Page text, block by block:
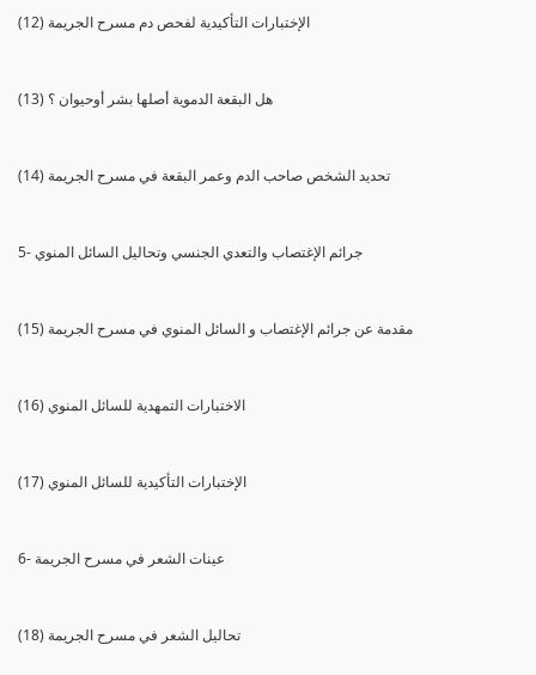
(12) الإختبارات التأكيدية لفحص دم مسرح الجريمة
(13) هل البقعة الدموية أصلها بشر أوحيوان ؟
(14) تحديد الشخص صاحب الدم وعمر البقعة في مسرح الجريمة
5- جرائم الإغتصاب والتعدي الجنسي وتحاليل السائل المنوي
(15) مقدمة عن جرائم الإغتصاب و السائل المنوي في مسرح الجريمة
(16) الاختبارات التمهدية للسائل المنوي
(17) الإختبارات التأكيدية للسائل المنوي
6- عينات الشعر في مسرح الجريمة
(18) تحاليل الشعر في مسرح الجريمة